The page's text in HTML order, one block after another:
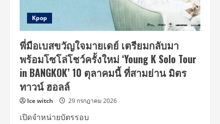
รา
คลาฯ
จัด
เวิลด์
ทัวร์
ฉลอง
ครบ
รอบ
20
ปี
ที่
กรุงเทพฯ
G-
Kpop
พี่มือเบสขวัญใจมายเดย์ เตรียมกลับมา
พร้อมโซโล่โชว์ครั้งใหม่ ‘Young K Solo Tour
in BANGKOK’ 10 ตุลาคมนี้ ที่สามย่าน มิตร
ทาวน์​ ฮอลล์
Ice witch 29 กรกฎาคม 2026
เปิดจำหน่ายบัตรรอบ